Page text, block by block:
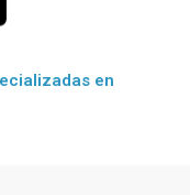
en